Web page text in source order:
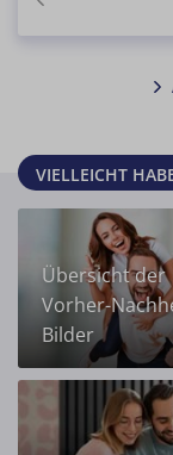
VIELLEICHT
Übersicht der
Vorher-
Bilder